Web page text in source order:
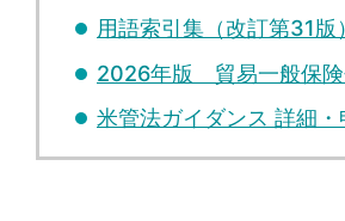
用語索引集（改訂第31版
2026年版 貿易一般保険
米管法ガイダンス 詳細・